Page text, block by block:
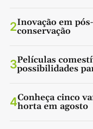
2Inovação em
conservação
3Películas
possibilidades
4Conheça cinco
horta em agosto